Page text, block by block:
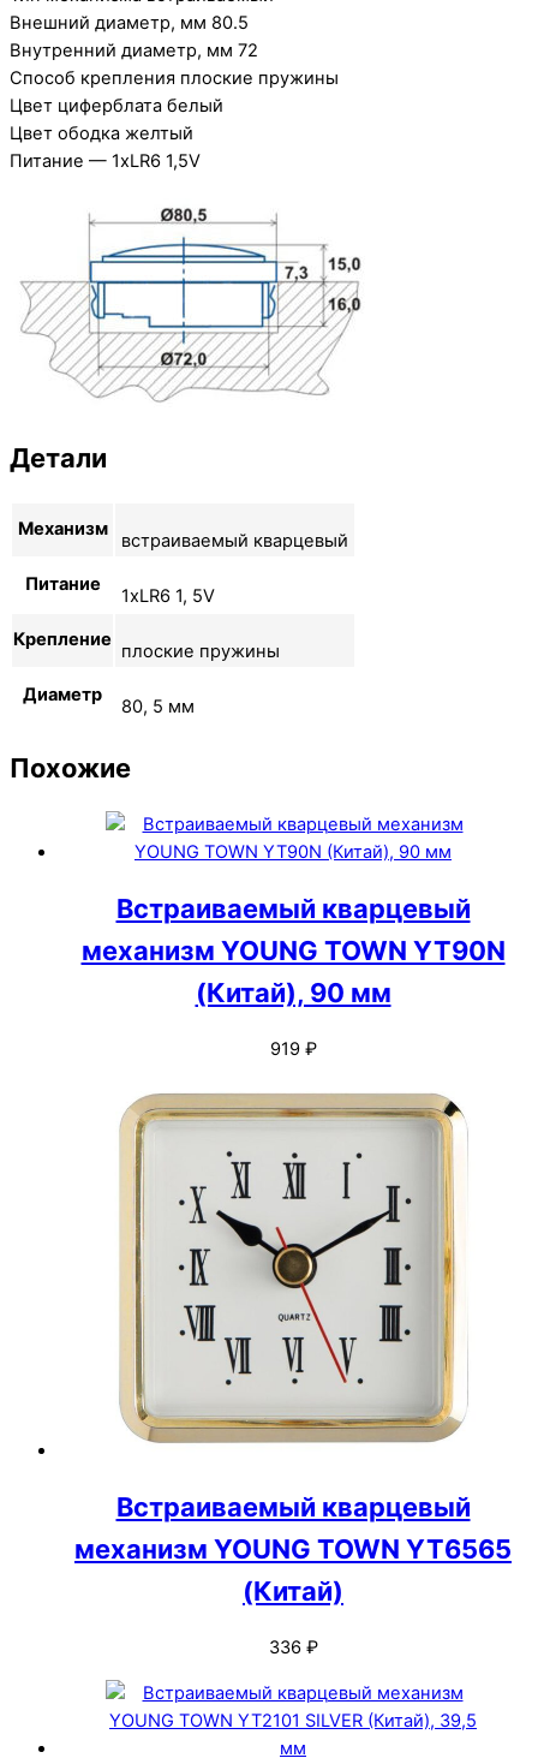
Внешний диаметр, мм 80.5
Внутренний диаметр, мм 72
Способ крепления плоские пружины
Цвет циферблата белый
Цвет ободка желтый
Питание — 1xLR6 1,5V
Детали
Механизм
встраиваемый кварцевый
Питание
1xLR6 1, 5V
Крепление
плоские пружины
Диаметр
80, 5 мм
Похожие
Встраиваемый кварцевый
механизм YOUNG TOWN YT90N
(Китай), 90 мм
919 ₽
Встраиваемый кварцевый
механизм YOUNG TOWN YT6565
(Китай)
336 ₽